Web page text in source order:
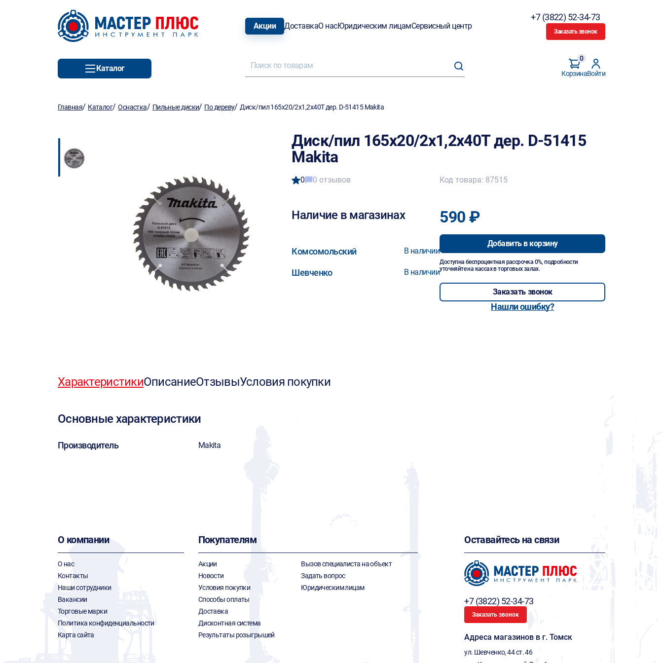
Акции ДоставкаО насЮридическим лицамСервисный центр
+7 (3822) 52-34-73
Заказать звонок
Каталог
Корзина
0
Войти
Главная/ Каталог/Оснастка/ Пильные диски/ По дереву/Диск/пил 165х20/2х1,2х40Т дер. D-51415 Makita
Диск/пил 165х20/2х1,2х40Т дер. D-51415
Makita
0 0 отзывов
Наличие в магазинах
Комсомольский В наличии
Шевченко В наличии
Код товара: 87515
590 ₽
Добавить в корзину
Доступна беспроцентная рассрочка 0%, подробности
уточняйте на кассах в торговых залах.
Заказать звонок
Нашли ошибку?
ХарактеристикиОписаниеОтзывыУсловия покупки
Основные характеристики
Производитель Makita
О компании
О нас
Контакты
Наши сотрудники
Вакансии
Торговые марки
Политика конфиденциальности
Карта сайта
Покупателям
Акции
Новости
Условия покупки
Способы оплаты
Доставка
Дисконтная система
Результаты розыгрышей
Вызов специалиста на объект
Задать вопрос
Юридическим лицам
Оставайтесь на связи
+7 (3822) 52-34-73
Заказать звонок
Адреса магазинов в г. Томск
ул. Шевченко, 44 ст. 46